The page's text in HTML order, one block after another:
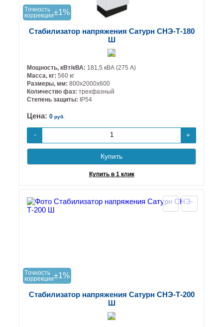
Tочность
коррекции±1%
Стабилизатор напряжения Сатурн СНЭ-Т-180
Ш
Мощность, кВт/кВА: 181,5 кВА (275 А)
Масса, кг: 560 кг
Размеры, мм: 800х2000х600
Количество фаз: трехфазный
Степень защиты: IP54
Цена: 0 руб.
- +
Купить
Купить в 1 клик
Tочность
коррекции±1%
Стабилизатор напряжения Сатурн СНЭ-Т-200
Ш